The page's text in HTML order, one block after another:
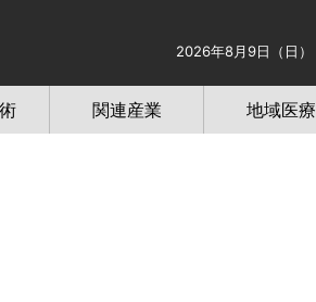
2026年8月9日（日）
関連産業 地域医療